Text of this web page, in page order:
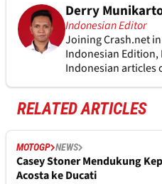
Derry
Indonesian Editor
Joining Crash.net
Indonesian Edition,
Indonesian articles
RELATED ARTICLES
MOTOGP NEWS
Casey Stoner Mendukung
Acosta ke Ducati